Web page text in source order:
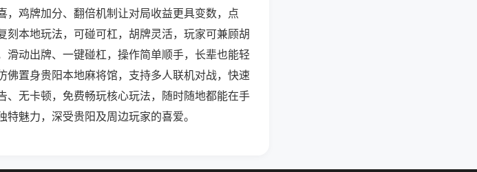
鸡牌加分、翻倍机制让对局收益更具变数，点
本地玩法，可碰可杠，胡牌灵活，玩家可兼顾胡
动出牌、一键碰杠，操作简单顺手，长辈也能轻
置身贵阳本地麻将馆，支持多人联机对战，快速
、无卡顿，免费畅玩核心玩法，随时随地都能在手
魅力，深受贵阳及周边玩家的喜爱。